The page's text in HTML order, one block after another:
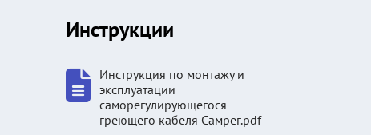
Инструкции
Инструкция по монтажу и
эксплуатации
саморегулирующегося
греющего кабеля Самрег.pdf